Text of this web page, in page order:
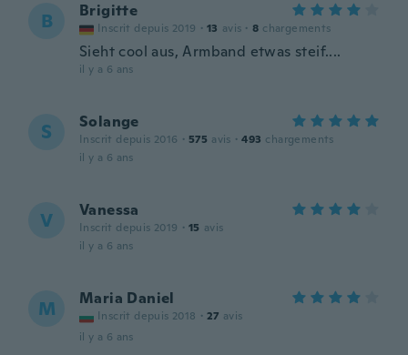
B Brigitte
Inscrit depuis 2019 · 13 avis · 8 chargements
Sieht cool aus, Armband etwas steif....
il y a 6 ans
S Solange
Inscrit depuis 2016 · 575 avis · 493 chargements
il y a 6 ans
V Vanessa
Inscrit depuis 2019 · 15 avis
il y a 6 ans
M Maria Daniel
Inscrit depuis 2018 · 27 avis
il y a 6 ans